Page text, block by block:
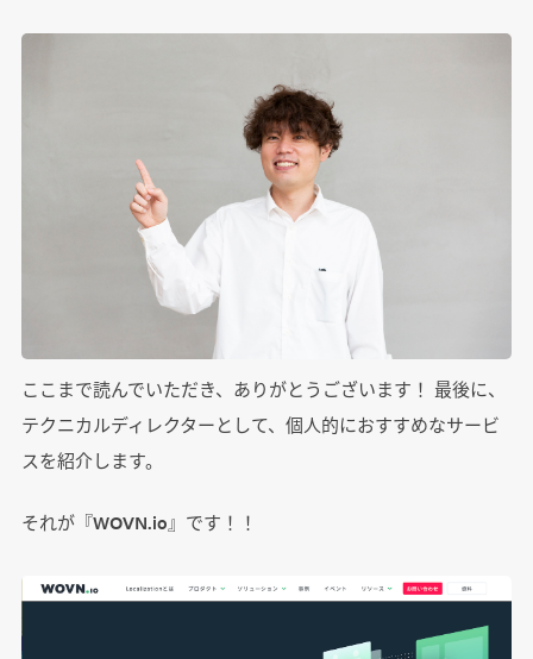
ここまで読んでいただき、ありがとうございます！ 最後に、
テクニカルディレクターとして、個人的におすすめなサービ
スを紹介します。
それが『WOVN.io』です！！